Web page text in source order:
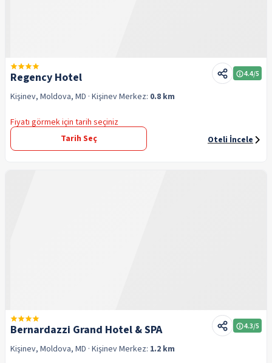
Regency Hotel 4.4/5
Kişinev, Moldova, MD · KişinevMerkez: 0.8 km
Fiyatı görmek için tarih seçiniz
Tarih Seç
Oteli İncele
Bernardazzi Grand Hotel & SPA 4.3/5
Kişinev, Moldova, MD · KişinevMerkez: 1.2 km